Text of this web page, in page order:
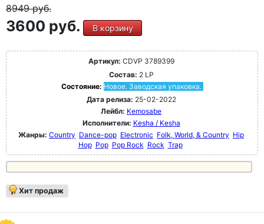
8949руб.
3600 руб. В корзину
Артикул: CDVP 3789399
Состав: 2 LP
Состояние: Новое. Заводская упаковка.
Дата релиза: 25-02-2022
Лейбл: Kemosabe
Исполнители: Kesha / Kesha
Жанры: Country Dance-pop Electronic Folk, World, & Country Hip
Hop Pop Pop Rock Rock Trap
Хит продаж